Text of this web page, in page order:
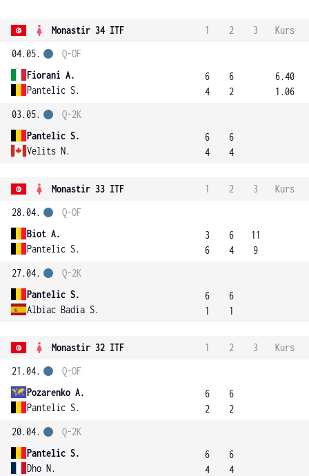
Monastir 34 ITF 1 2 3
Kurs
04.05.
Fiorani A.
Pantelic S.
Q-OF
6
4
6
2
6.40
1.06
03.05.
Pantelic S.
Velits N.
Q-2K
6
4
6
4
Monastir 33 ITF 1 2 3
Kurs
28.04.
Biot A.
Pantelic S.
Q-OF
3
6
6
4
11
9
27.04.
Pantelic S.
Albiac Badia S.
Q-2K
6
1
6
1
Monastir 32 ITF 1 2 3
Kurs
21.04.
Pozarenko A.
Pantelic S.
Q-OF
6
2
6
2
20.04.
Pantelic S.
Dho N.
Q-2K
6
4
6
4